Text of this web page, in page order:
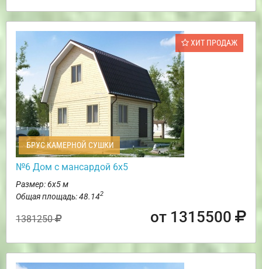
ХИТ ПРОДАЖ
БРУС КАМЕРНОЙ СУШКИ
№6 Дом с мансардой 6х5
Размер: 6х5 м
Общая площадь: 48.142
1381250 от 1315500